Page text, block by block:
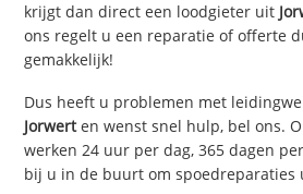
krijgt dan direct een loodgieter uit
ons regelt u een reparatie of offerte
gemakkelijk!
Dus heeft u problemen met
Jorwerten wenst snel hulp, bel ons.
werken 24 uur per dag, 365 dagen
bij u in de buurt om spoedreparaties